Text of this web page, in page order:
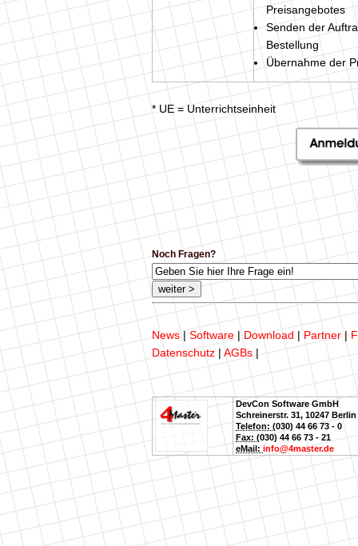
Preisangebotes
Senden der
Bestellung
Übernahme der
* UE = Unterrichtseinheit
Noch Fragen?
News | Software | Download | Partner |
Datenschutz | AGBs |
DevCon Software GmbH
Schreinerstr. 31, 10247 Berlin
Telefon: (030) 44 66 73 - 0
Fax: (030) 44 66 73 - 21
eMail: info@4master.de